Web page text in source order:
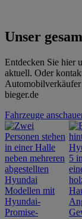
Unser
Entdecken Sie hier
aktuell. Oder
Automobilverkäufer
bieger.de
Fahrzeuge